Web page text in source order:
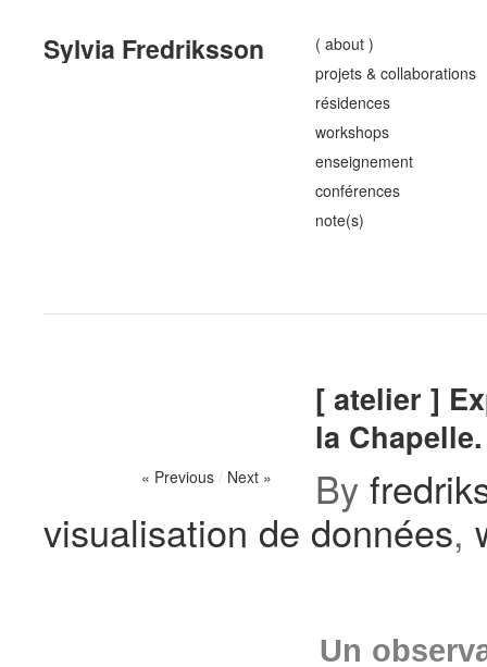
Sylvia Fredriksson
( about )
projets & collaborations
résidences
workshops
enseignement
conférences
note(s)
[ atelier ]
la
« Previous / Next » By
visualisation de données,
Un